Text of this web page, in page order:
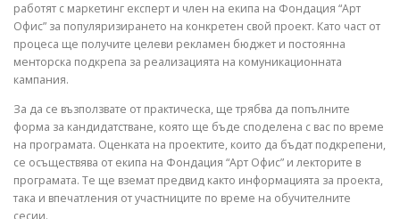
работят с маркетинг експерт и член на екипа на Фондация “Арт
Офис” за популяризирането на конкретен свой проект. Като част от
процеса ще получите целеви рекламен бюджет и постоянна
менторска подкрепа за реализацията на комуникационната
кампания.
За да се възползвате от практическа, ще трябва да попълните
форма за кандидатстване, която ще бъде споделена с вас по време
на програмата. Оценката на проектите, които да бъдат подкрепени,
се осъществява от екипа на Фондация “Арт Офис” и лекторите в
програмата. Те ще вземат предвид както информацията за проекта,
така и впечатления от участниците по време на обучителните